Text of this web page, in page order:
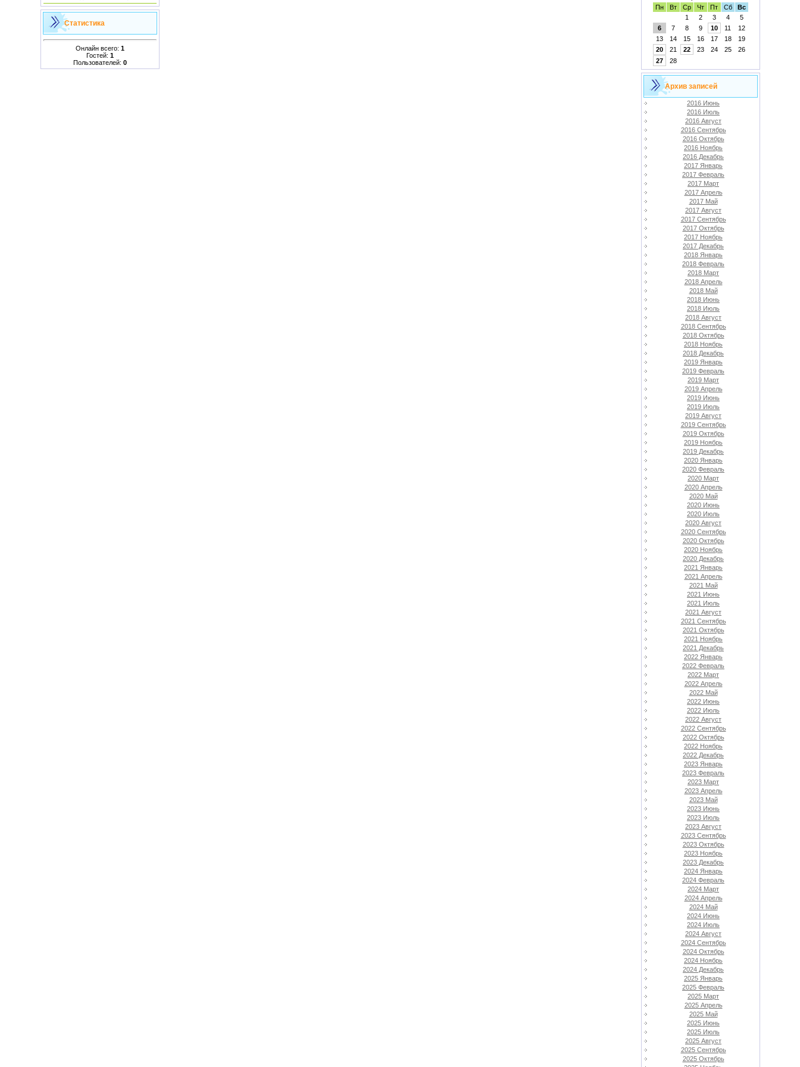
Статистика
Онлайн всего: 1
Гостей: 1
Пользователей: 0
Пн
Вт Ср Чт Пт Сб
Вс
1
2 3 4
5
6
7 8 9 10 11
12
13
14 15 16 17 18
19
20
21 22 23 24 25
26
27
28
Архив записей
2016 Июнь
2016 Июль
2016 Август
2016 Сентябрь
2016 Октябрь
2016 Ноябрь
2016 Декабрь
2017 Январь
2017 Февраль
2017 Март
2017 Апрель
2017 Май
2017 Август
2017 Сентябрь
2017 Октябрь
2017 Ноябрь
2017 Декабрь
2018 Январь
2018 Февраль
2018 Март
2018 Апрель
2018 Май
2018 Июнь
2018 Июль
2018 Август
2018 Сентябрь
2018 Октябрь
2018 Ноябрь
2018 Декабрь
2019 Январь
2019 Февраль
2019 Март
2019 Апрель
2019 Июнь
2019 Июль
2019 Август
2019 Сентябрь
2019 Октябрь
2019 Ноябрь
2019 Декабрь
2020 Январь
2020 Февраль
2020 Март
2020 Апрель
2020 Май
2020 Июнь
2020 Июль
2020 Август
2020 Сентябрь
2020 Октябрь
2020 Ноябрь
2020 Декабрь
2021 Январь
2021 Апрель
2021 Май
2021 Июнь
2021 Июль
2021 Август
2021 Сентябрь
2021 Октябрь
2021 Ноябрь
2021 Декабрь
2022 Январь
2022 Февраль
2022 Март
2022 Апрель
2022 Май
2022 Июнь
2022 Июль
2022 Август
2022 Сентябрь
2022 Октябрь
2022 Ноябрь
2022 Декабрь
2023 Январь
2023 Февраль
2023 Март
2023 Апрель
2023 Май
2023 Июнь
2023 Июль
2023 Август
2023 Сентябрь
2023 Октябрь
2023 Ноябрь
2023 Декабрь
2024 Январь
2024 Февраль
2024 Март
2024 Апрель
2024 Май
2024 Июнь
2024 Июль
2024 Август
2024 Сентябрь
2024 Октябрь
2024 Ноябрь
2024 Декабрь
2025 Январь
2025 Февраль
2025 Март
2025 Апрель
2025 Май
2025 Июнь
2025 Июль
2025 Август
2025 Сентябрь
2025 Октябрь